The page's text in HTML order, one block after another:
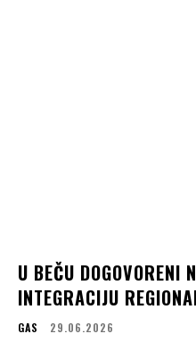
U BEČU DOGOVORENI
INTEGRACIJU
GAS 29.06.2026